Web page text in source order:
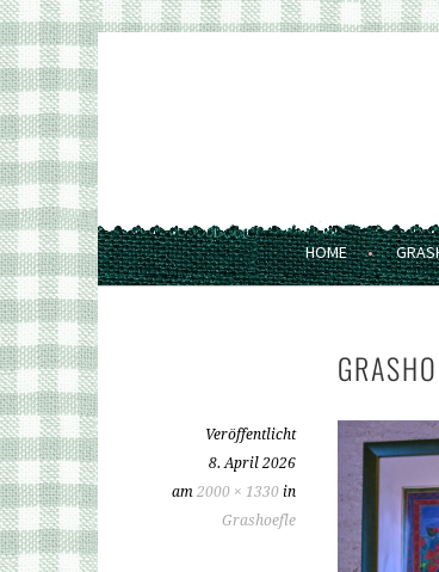
Springe
zum
Inhalt
HOME
Veröffentlicht
8. April 2026
am 2000 × 1330 in
Grashoefle